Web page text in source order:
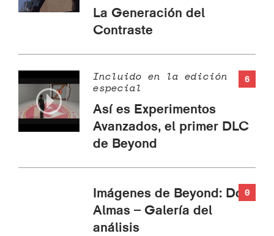
La Generación del
Contraste
6
Incluido en la edición
especial
Así es Experimentos
Avanzados, el primer DLC
de Beyond
0
Imágenes de Beyond: Dos
Almas – Galería del
análisis